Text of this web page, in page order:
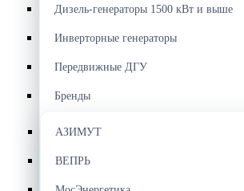
Дизель-генераторы 1500 кВт и выше
Инверторные генераторы
Передвижные ДГУ
Бренды
АЗИМУТ
ВЕПРЬ